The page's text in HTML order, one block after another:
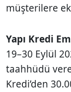
müşterilere
Yapı Kredi
19–30 Eylül
taahhüdü
Kredi’den